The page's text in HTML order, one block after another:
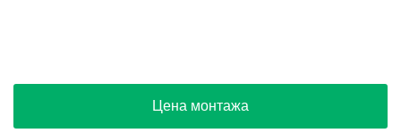
Цена монтажа